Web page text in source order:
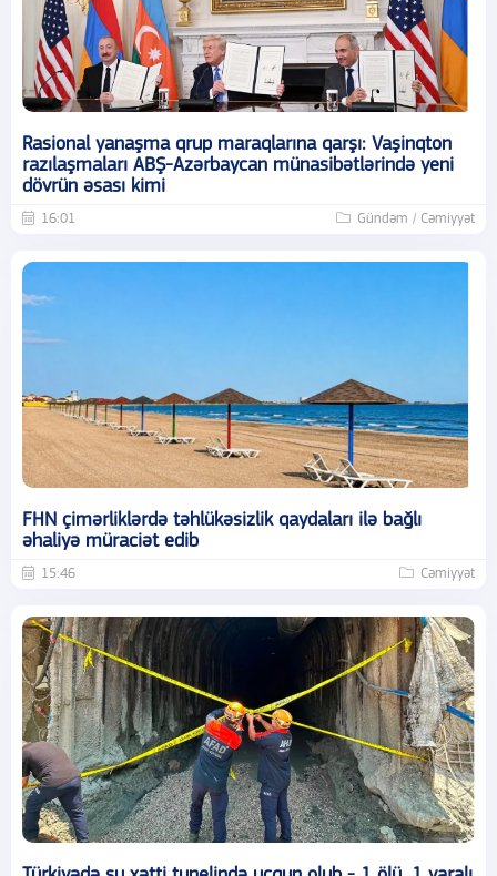
Rasional yanaşma qrup maraqlarına qarşı: Vaşinqton
razılaşmaları ABŞ-Azərbaycan münasibətlərində yeni
dövrün əsası kimi
16:01 Gündəm / Cəmiyyət
FHN çimərliklərdə təhlükəsizlik qaydaları ilə bağlı
əhaliyə müraciət edib
15:46 Cəmiyyət